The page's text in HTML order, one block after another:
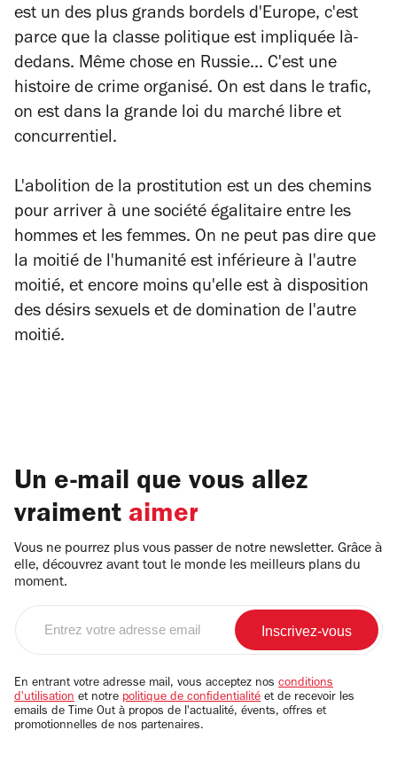
est un des plus grands bordels d'Europe, c'est
parce que la classe politique est impliquée là-
dedans. Même chose en Russie... C'est une
histoire de crime organisé. On est dans le trafic,
on est dans la grande loi du marché libre et
concurrentiel.
L'abolition de la prostitution est un des chemins
pour arriver à une société égalitaire entre les
hommes et les femmes. On ne peut pas dire que
la moitié de l'humanité est inférieure à l'autre
moitié, et encore moins qu'elle est à disposition
des désirs sexuels et de domination de l'autre
moitié.
Un e-mail que vous allez
vraiment aimer
Vous ne pourrez plus vous passer de notre newsletter. Grâce à
elle, découvrez avant tout le monde les meilleurs plans du
moment.
email
En entrant votre adresse mail, vous acceptez nos conditions
d'utilisation et notre politique de confidentialité et de recevoir les
emails de Time Out à propos de l'actualité, évents, offres et
promotionnelles de nos partenaires.